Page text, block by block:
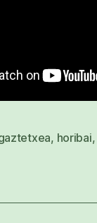
, horibai,